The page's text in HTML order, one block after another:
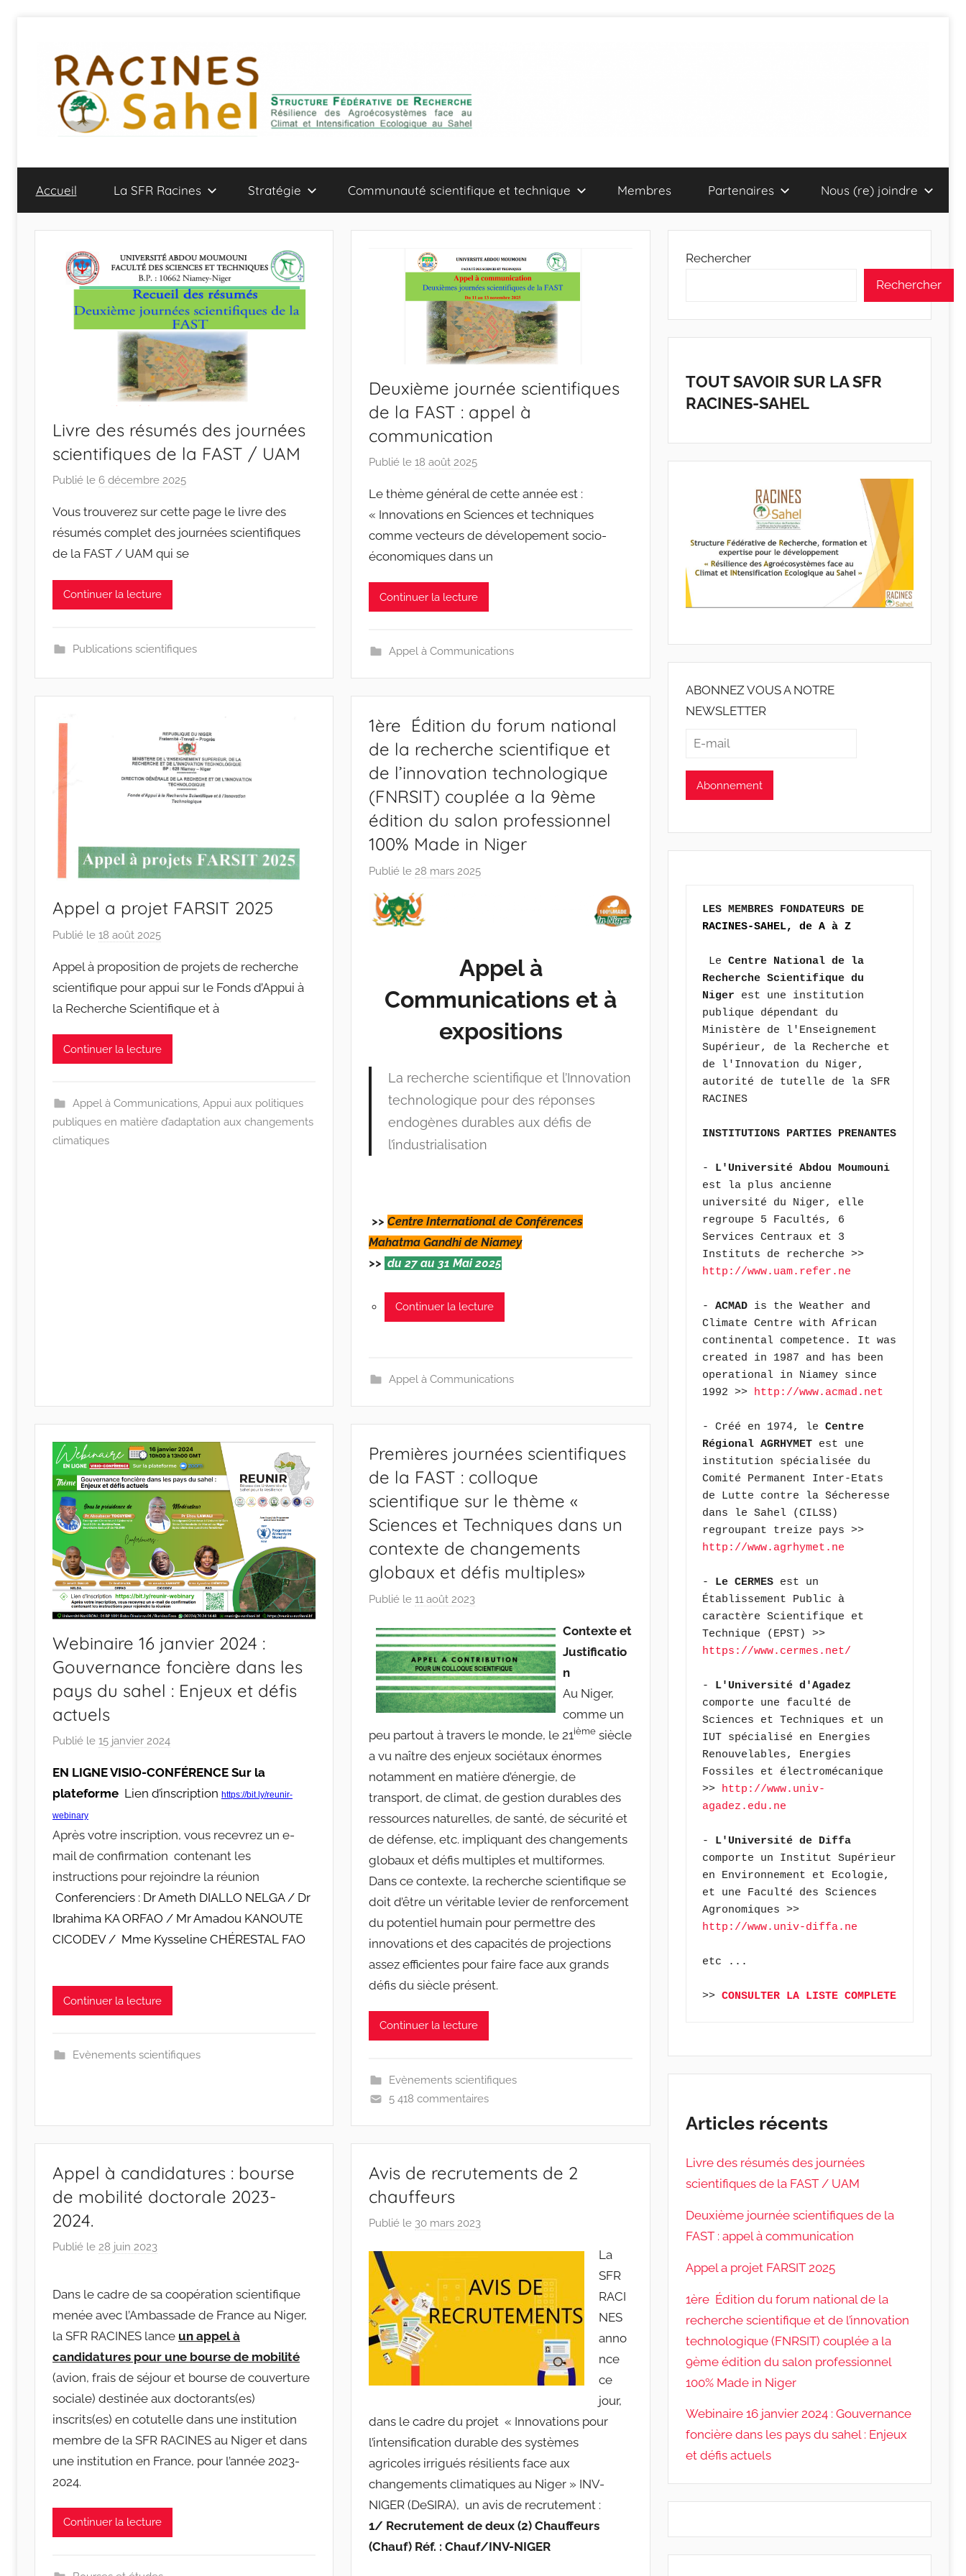
contenu
Accueil La SFR Racines Stratégie Communauté scientifique et technique Membres Partenaires Nous (re) joindre
Livre des résumés des journées
scientifiques de la FAST / UAM
Publié le 6 décembre 2025
r
r
a
s
Vous trouverez sur cette page le livre des
résumés complet des journées scientifiques
de la FAST / UAM qui se
Continuer la lecture
Publications scientifiques
Deuxième journée scientifiques
de la FAST : appel à
communication
Publié le18 août 2025
r
r
a
c
e
-
Le thème général de cette année est :
« Innovations en Sciences et techniques
comme vecteurs de dévelopement socio-
économiques dans un
Continuer la lecture
Appel à Communications
Appel a projet FARSIT 2025
Publié le 18 août 2025
r
r
a
i
n
s
-
Appel à proposition de projets de recherche
scientifique pour appui sur le Fonds d’Appui à
la Recherche Scientifique et à
Continuer la lecture
Appel à Communications, Appui aux politiques
publiques en matière d’adaptation aux changements
climatiques
1ère Édition du forum national
de la recherche scientifique et
de l’innovation technologique
(FNRSIT) couplée a la 9ème
édition du salon professionnel
100% Made in Niger
Publié le28 mars 2025
c
n
s
w
p
Appel à
Communications et à
expositions
La recherche scientifique et l’Innovation
technologique pour des réponses
endogènes durables aux défis de
l’industrialisation
>>Centre International de Conférences
Mahatma Gandhi de Niamey
>> du 27 au 31 Mai 2025
Continuer la lecture
Appel à Communications
Webinaire 16 janvier 2024 :
Gouvernance foncière dans les
pays du sahel : Enjeux et défis
actuels
Publié le 15 janvier 2024
r
r
c
n
w
EN LIGNE VISIO-CONFÉRENCE Sur la
plateforme Lien d’inscription https://bit.ly/reunir-
webinary
Après votre inscription, vous recevrez un e-
mail de confirmation contenant les
instructions pour rejoindre la réunion
Conferenciers : Dr Ameth DIALLO NELGA / Dr
Ibrahima KA ORFAO / Mr Amadou KANOUTE
CICODEV / Mme Kysseline CHÉRESTAL FAO
Continuer la lecture
Evènements scientifiques
Premières journées scientifiques
de la FAST : colloque
scientifique sur le thème «
Sciences et Techniques dans un
contexte de changements
globaux et défis multiples»
Publié le11 août 2023
r
r
a
c
i
w
p
Contexte et
Justificatio
n
Au Niger,
comme un
peu partout à travers le monde, le 21 ième siècle
a vu naître des enjeux sociétaux énormes
notamment en matière d’énergie, de
transport, de climat, de gestion durables des
ressources naturelles, de santé, de sécurité et
de défense, etc. impliquant des changements
globaux et défis multiples et multiformes.
Dans ce contexte, la recherche scientifique se
doit d’être un véritable levier de renforcement
du potentiel humain pour permettre des
innovations et des capacités de projections
assez efficientes pour faire face aux grands
défis du siècle présent.
Continuer la lecture
Evènements scientifiques
5 418 commentaires
Appel à candidatures : bourse
de mobilité doctorale 2023-
2024.
Publié le 28 juin 2023
r
a
c
i
n
e
s
-
Dans le cadre de sa coopération scientifique
menée avec l’Ambassade de France au Niger,
la SFR RACINES lance un appel à
candidatures pour une bourse de mobilité
(avion, frais de séjour et bourse de couverture
sociale) destinée aux doctorants(es)
inscrits(es) en cotutelle dans une institution
membre de la SFR RACINES au Niger et dans
une institution en France, pour l’année 2023-
2024.
Continuer la lecture
Avis de recrutements de 2
chauffeurs
Publié le 30 mars 2023
r
a
c
w
p
La
SFR
RACI
NES
anno
nce
ce
jour,
dans le cadre du projet « Innovations pour
l’intensification durable des systèmes
agricoles irrigués résilients face aux
changements climatiques au Niger » INV-
NIGER (DeSIRA), un avis de recrutement :
1/ Recrutement de deux (2) Chauffeurs
(Chauf) Réf. : Chauf/INV-NIGER
Rechercher
Rechercher
TOUT SAVOIR SUR LA SFR
RACINES-SAHEL
ABONNEZ VOUS A NOTRE
NEWSLETTER
RACINES-SAHEL, de A à Z
Le Centre National de la
Recherche Scientifique du
Niger est une institution
publique dépendant du
Ministère de l'Enseignement
Supérieur, de la Recherche et
de l'Innovation du Niger,
autorité de tutelle de la SFR
RACINES
INSTITUTIONS PARTIES PRENANTES
-
est la plus ancienne
université du Niger, elle
regroupe 5 Facultés, 6
Services Centraux et 3
http://www.uam.refer.ne
- ACMAD is the Weather and
Climate Centre with African
continental competence. It was
created in 1987 and has been
operational in Niamey since
1992 >> http://www.acmad.net
- Créé en 1974, le Centre
Régional AGRHYMET est une
institution spécialisée du
Comité Permanent Inter-Etats
de Lutte contre la Sécheresse
dans le Sahel (CILSS)
http://www.agrhymet.ne
- Le CERMES est un
Établissement Public à
caractère Scientifique et
https://www.cermes.net/
- L'Université d'Agadez
comporte une faculté de
Sciences et Techniques et un
IUT spécialisé en Energies
Renouvelables, Energies
Fossiles et électromécanique
>> http://www.univ-
agadez.edu.ne
- L'Université de Diffa
comporte un Institut Supérieur
en Environnement et Ecologie,
et une Faculté des Sciences
http://www.univ-diffa.ne
etc ...
>> CONSULTER LA LISTE COMPLETE
Articles récents
Livre des résumés des journées
scientifiques de la FAST / UAM
Deuxième journée scientifiques de la
FAST : appel à communication
Appel a projet FARSIT 2025
1ère Édition du forum national de la
recherche scientifique et de l’innovation
technologique (FNRSIT) couplée a la
9ème édition du salon professionnel
100% Made in Niger
Webinaire 16 janvier 2024 : Gouvernance
foncière dans les pays du sahel : Enjeux
et défis actuels